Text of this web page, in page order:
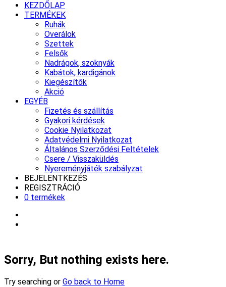
KEZDŐLAP
TERMÉKEK
Ruhák
Overálok
Szettek
Felsők
Nadrágok, szoknyák
Kabátok, kardigánok
Kiegészítők
Akció
EGYÉB
Fizetés és szállítás
Gyakori kérdések
Cookie Nyilatkozat
Adatvédelmi Nyilatkozat
Általános Szerződési Feltételek
Csere / Visszaküldés
Nyereményjáték szabályzat
BEJELENTKEZÉS
REGISZTRÁCIÓ
0 termékek
Sorry, But nothing exists here.
Try searching or Go back to Home